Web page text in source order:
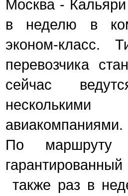
Москва -
в неделю в
эконом-класс.
перевозчика
сейчас
авиакомпаниями.
По
также раз в